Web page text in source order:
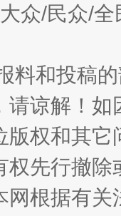
众/民众/
料和投稿
请谅解！
版权和其它
权先行撤
网根据有